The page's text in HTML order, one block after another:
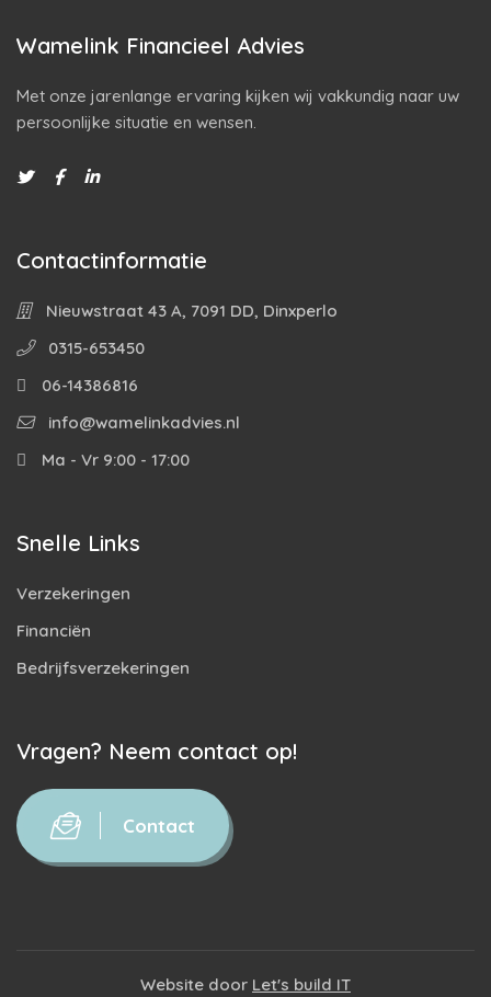
Wamelink Financieel Advies
Met onze jarenlange ervaring kijken wij vakkundig naar uw
persoonlijke situatie en wensen.
Contactinformatie
Nieuwstraat 43 A, 7091 DD, Dinxperlo
0315-653450
06-14386816
info@wamelinkadvies.nl
Ma - Vr 9:00 - 17:00
Snelle Links
Verzekeringen
Financiën
Bedrijfsverzekeringen
Vragen? Neem contact op!
Contact
Website door Let's build IT